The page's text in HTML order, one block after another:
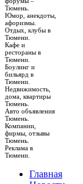
Тюмень.
Юмор, анекдоты,
афоризмы.
Отдых, клубы в
Тюмени.
Кафе и
рестораны в
Тюмени.
Боулинг и
бильярд в
Тюмени.
Недвижимость,
дома, квартиры
Тюмень.
Авто объявления
Тюмень.
Компании,
фирмы, отзывы
Тюмень.
Реклама в
Тюмени.
Главная